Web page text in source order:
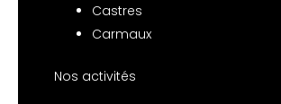
Castres
Carmaux
Nos activités